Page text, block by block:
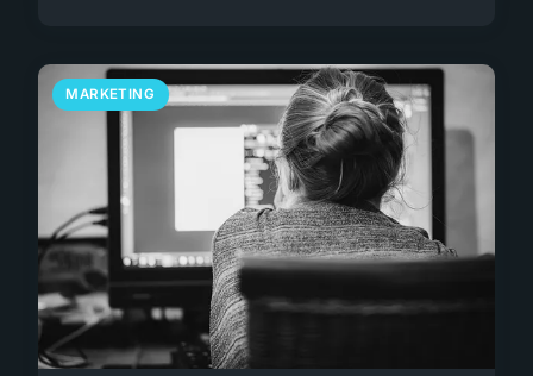
MARKETING